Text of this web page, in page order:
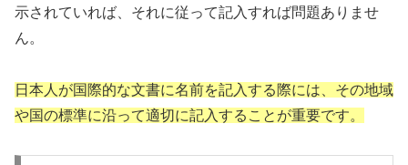
示されていれば、それに従って記入すれば問題ありませ
ん。
日本人が国際的な文書に名前を記入する際には、その地域
や国の標準に沿って適切に記入することが重要です。